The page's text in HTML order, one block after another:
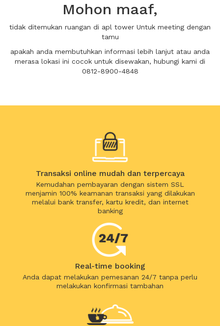
Mohon maaf,
tidak ditemukan ruangan di apl tower Untuk meeting dengan
tamu
apakah anda membutuhkan informasi lebih lanjut atau anda
merasa lokasi ini cocok untuk disewakan, hubungi kami di
0812-8900-4848
Transaksi online mudah dan terpercaya
Kemudahan pembayaran dengan sistem SSL
menjamin 100% keamanan transaksi yang dilakukan
melalui bank transfer, kartu kredit, dan internet
banking
Real-time booking
Anda dapat melakukan pemesanan 24/7 tanpa perlu
melakukan konfirmasi tambahan